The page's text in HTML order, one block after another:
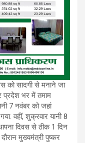
को सादगी से मनाने जा
प्रदेश भर में तमाम
7 नवंबर को जहां
वहीं, शुक्रवार यानी 8
दिवस से ठीक 1 दिन
मुख्यमंत्री पुष्कर